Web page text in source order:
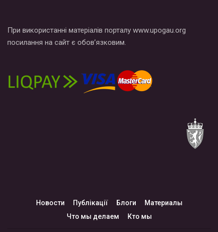
При використанні матеріалів порталу www.upogau.org
посилання на сайт є обов’язковим.
Новости Публікації Блоги
Материалы
Что мы делаем
Кто мы